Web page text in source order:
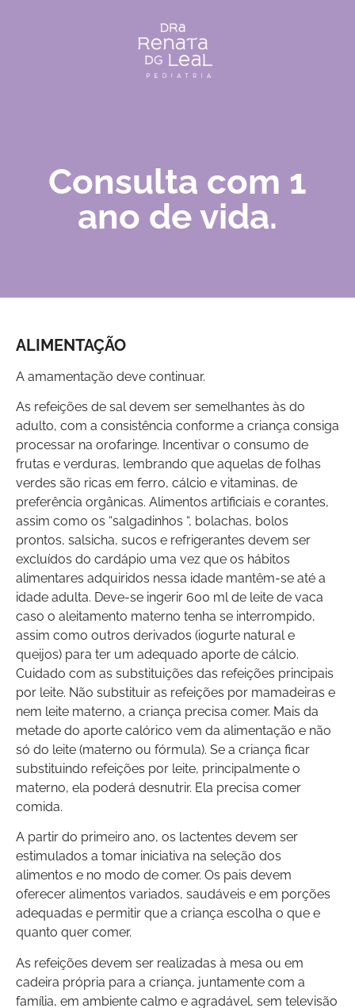
Consulta com 1
ano de vida.
ALIMENTAÇÃO
A amamentação deve continuar.
As refeições de sal devem ser semelhantes às do
adulto, com a consistência conforme a criança consiga
processar na orofaringe. Incentivar o consumo de
frutas e verduras, lembrando que aquelas de folhas
verdes são ricas em ferro, cálcio e vitaminas, de
preferência orgânicas. Alimentos artificiais e corantes,
assim como os “salgadinhos “, bolachas, bolos
prontos, salsicha, sucos e refrigerantes devem ser
excluídos do cardápio uma vez que os hábitos
alimentares adquiridos nessa idade mantêm-se até a
idade adulta. Deve-se ingerir 600 ml de leite de vaca
caso o aleitamento materno tenha se interrompido,
assim como outros derivados (iogurte natural e
queijos) para ter um adequado aporte de cálcio.
Cuidado com as substituições das refeições principais
por leite. Não substituir as refeições por mamadeiras e
nem leite materno, a criança precisa comer. Mais da
metade do aporte calórico vem da alimentação e não
só do leite (materno ou fórmula). Se a criança ficar
substituindo refeições por leite, principalmente o
materno, ela poderá desnutrir. Ela precisa comer
comida.
A partir do primeiro ano, os lactentes devem ser
estimulados a tomar iniciativa na seleção dos
alimentos e no modo de comer. Os pais devem
oferecer alimentos variados, saudáveis e em porções
adequadas e permitir que a criança escolha o que e
quanto quer comer.
As refeições devem ser realizadas à mesa ou em
cadeira própria para a criança, juntamente com a
família, em ambiente calmo e agradável, sem televisão